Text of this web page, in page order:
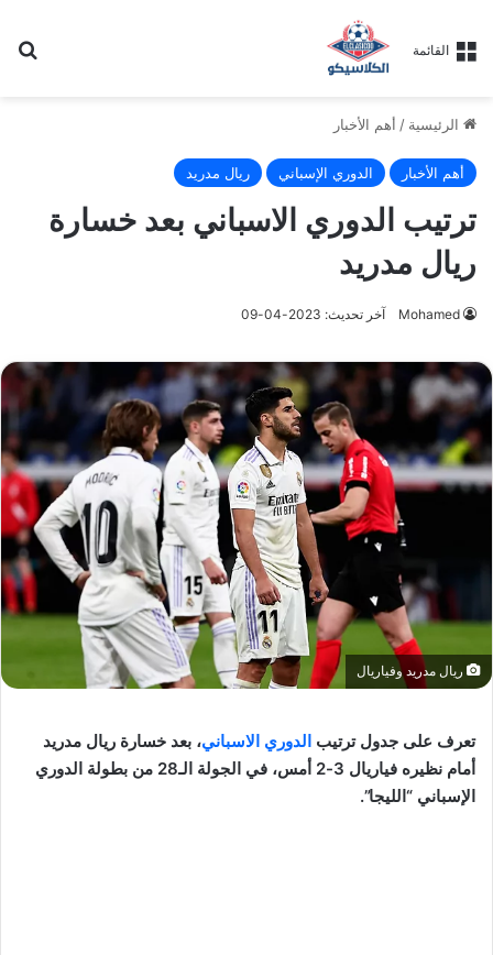
القائمة
الرئيسية / أهم الأخبار
أهم الأخبار الدوري الإسباني ريال مدريد
ترتيب الدوري الاسباني بعد خسارة
ريال مدريد
Mohamed آخر تحديث: 2023-04-09
ريال مدريد وفياريال
تعرف على جدول ترتيب الدوري الاسباني، بعد خسارة ريال مدريد
أمام نظيره فياريال 3-2 أمس، في الجولة الـ28 من بطولة الدوري
الإسباني “الليجا”.